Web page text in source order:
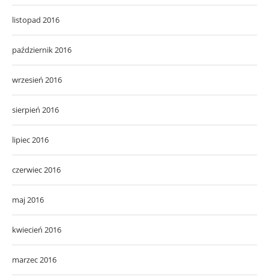
listopad 2016
październik 2016
wrzesień 2016
sierpień 2016
lipiec 2016
czerwiec 2016
maj 2016
kwiecień 2016
marzec 2016